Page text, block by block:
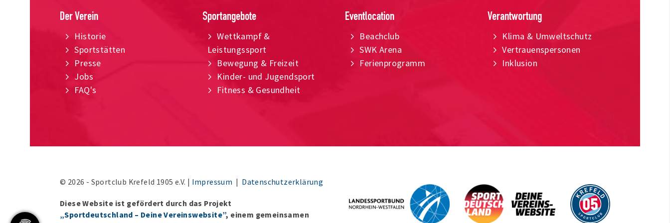
Der Verein
Historie
Sportstätten
Presse
Jobs
FAQ's
Sportangebote
Wettkampf &
Leistungssport
Bewegung & Freizeit
Kinder- und Jugendsport
Fitness & Gesundheit
Eventlocation
Beachclub
SWK Arena
Ferienprogramm
Verantwortung
Klima & Umweltschutz
Vertrauenspersonen
Inklusion
© 2026 - Sportclub Krefeld 1905 e.V. | Impressum | Datenschutzerklärung
Diese Website ist gefördert durch das Projekt
„Sportdeutschland – Deine Vereinswebsite”, einem gemeinsamen